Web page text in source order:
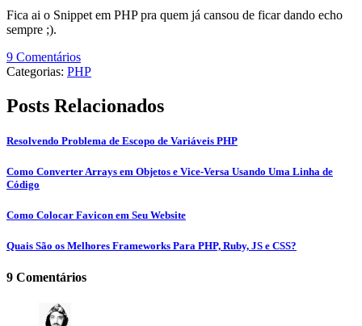
Fica ai o Snippet em PHP pra quem já cansou de ficar dando echo
sempre ;).
9 Comentários
Categorias: PHP
Posts Relacionados
Resolvendo Problema de Escopo de Variáveis PHP
Como Converter Arrays em Objetos e Vice-Versa Usando Uma Linha de
Código
Como Colocar Favicon em Seu Website
Quais São os Melhores Frameworks Para PHP, Ruby, JS e CSS?
9 Comentários